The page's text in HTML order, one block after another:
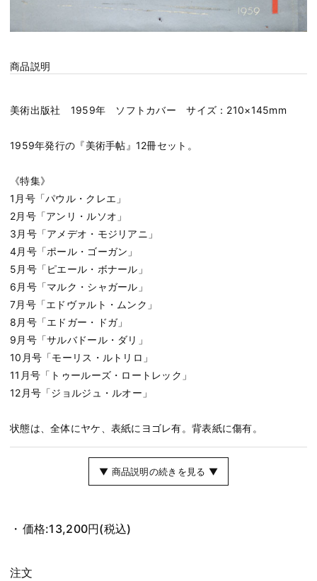
商品説明
美術出版社 1959年 ソフトカバー サイズ：210×145mm
1959年発行の『美術手帖』12冊セット。
《特集》
1月号「パウル・クレエ」
2月号「アンリ・ルソオ」
3月号「アメデオ・モジリアニ」
4月号「ポール・ゴーガン」
5月号「ピエール・ボナール」
6月号「マルク・シャガール」
7月号「エドヴァルト・ムンク」
8月号「エドガー・ドガ」
9月号「サルバドール・ダリ」
10月号「モーリス・ルトリロ」
11月号「トゥールーズ・ロートレック」
12月号「ジョルジュ・ルオー」
状態は、全体にヤケ、表紙にヨゴレ有。背表紙に傷有。
▼ 商品説明の続きを見る ▼
価格:13,200円(税込)
注文